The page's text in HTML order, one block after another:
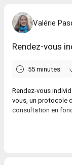
Valérie
Rendez-vous
55 minutes
Rendez-vous
vous, un protocole
consultation en
entraînements